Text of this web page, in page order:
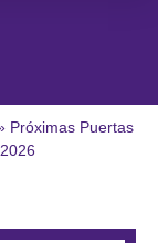
Próximas Puertas